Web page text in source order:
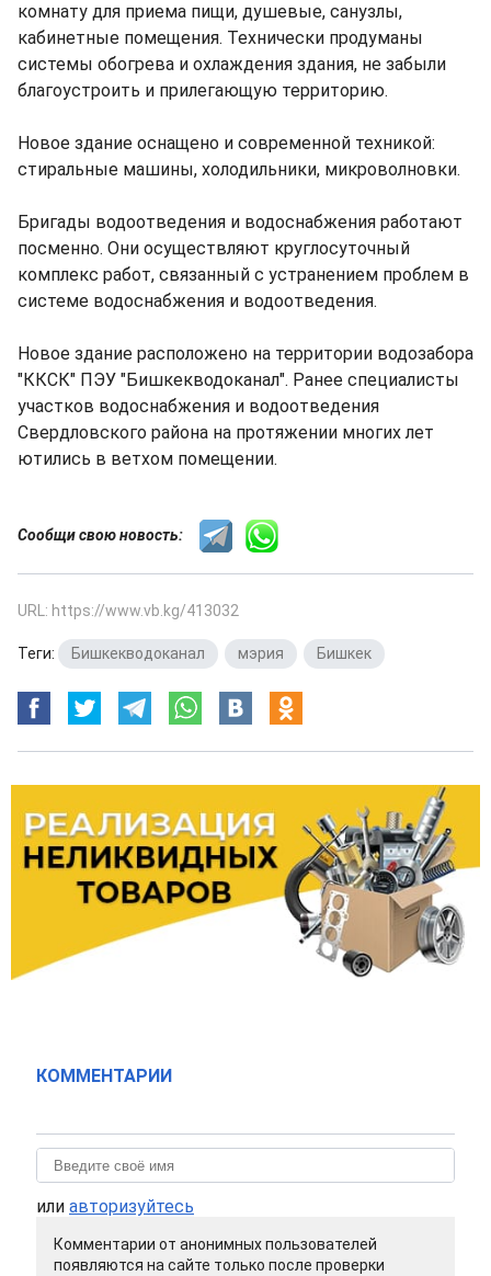
комнату для приема пищи, душевые, санузлы,
кабинетные помещения. Технически продуманы
системы обогрева и охлаждения здания, не забыли
благоустроить и прилегающую территорию.
Новое здание оснащено и современной техникой:
стиральные машины, холодильники, микроволновки.
Бригады водоотведения и водоснабжения работают
посменно. Они осуществляют круглосуточный
комплекс работ, связанный с устранением проблем в
системе водоснабжения и водоотведения.
Новое здание расположено на территории водозабора
"ККСК" ПЭУ "Бишкекводоканал". Ранее специалисты
участков водоснабжения и водоотведения
Свердловского района на протяжении многих лет
ютились в ветхом помещении.
Сообщи свою новость:
URL: https://www.vb.kg/413032
Теги: Бишкекводоканал мэрия Бишкек
КОММЕНТАРИИ
или авторизуйтесь
Комментарии от анонимных пользователей
появляются на сайте только после проверки